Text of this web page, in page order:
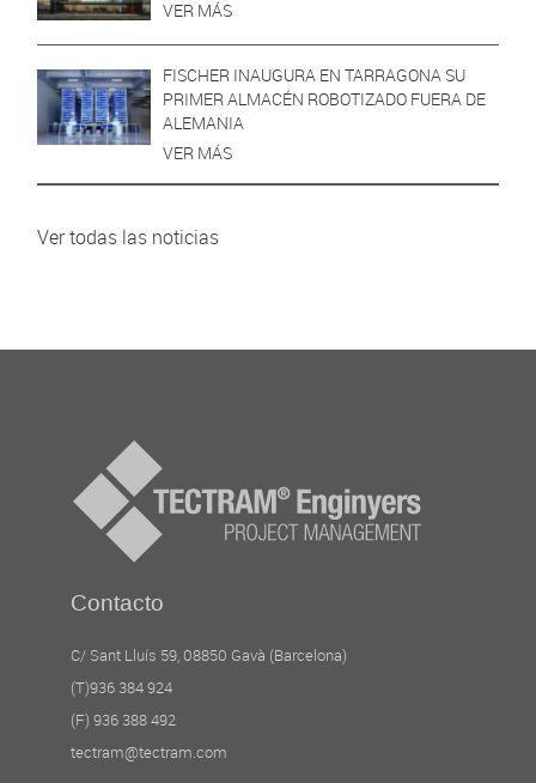
VER MÁS
FISCHER INAUGURA EN TARRAGONA SU
PRIMER ALMACÉN ROBOTIZADO FUERA DE
ALEMANIA
VER MÁS
Ver todas las noticias
Contacto
C/ Sant Lluís 59, 08850 Gavà (Barcelona)
(T)936 384 924
(F) 936 388 492
tectram@tectram.com